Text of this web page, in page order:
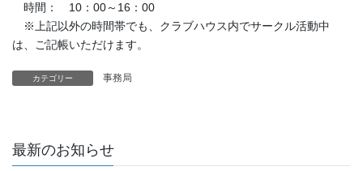
時間： 10：00～16：00
※上記以外の時間帯でも、クラブハウス内でサークル活動中
は、ご記帳いただけます。
カテゴリー 事務局
最新のお知らせ